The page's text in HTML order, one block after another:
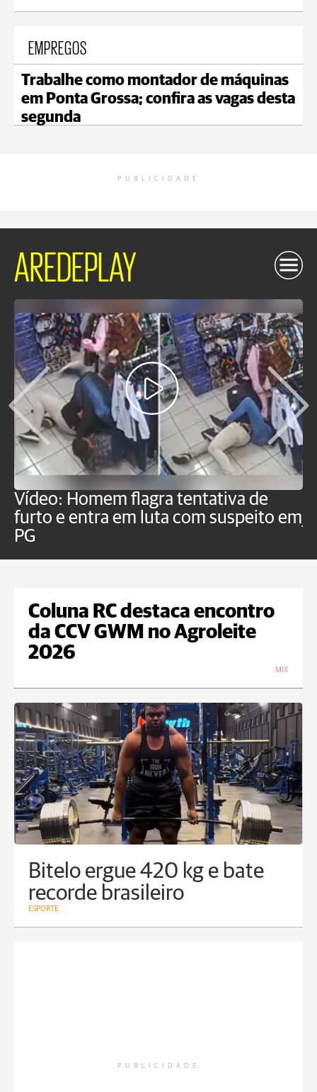
EMPREGOS
Trabalhe como montador de máquinas
em Ponta Grossa; confira as vagas desta
segunda
PUBLICIDADE
AREDEPLAY
Vídeo: Homem flagra tentativa de
furto e entra em luta com suspeito em
PG
Coluna RC destaca encontro
da CCV GWM no Agroleite
2026
MIX
Bitelo ergue 420 kg e bate
recorde brasileiro
ESPORTE
PUBLICIDADE